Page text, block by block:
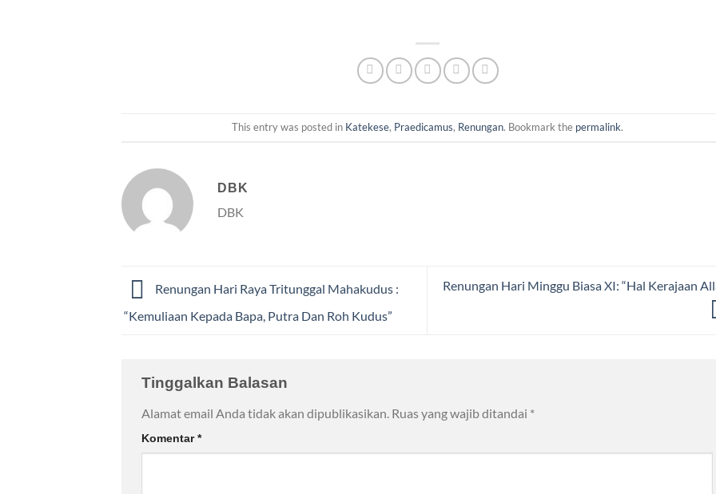
This entry was posted in Katekese, Praedicamus, Renungan. Bookmark the permalink.
DBK
DBK
Renungan Hari Raya Tritunggal Mahakudus :
“Kemuliaan Kepada Bapa, Putra Dan Roh Kudus”
Renungan Hari Minggu Biasa XI: “Hal Kerajaan
Tinggalkan Balasan
Alamat email Anda tidak akan dipublikasikan. Ruas yang wajib ditandai *
Komentar*